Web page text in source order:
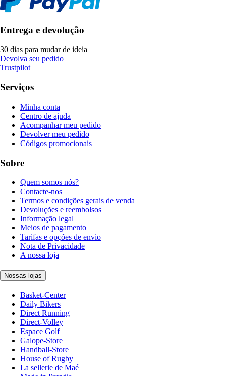
Entrega e devolução
30 dias para mudar de ideia
Devolva seu pedido
Trustpilot
Serviços
Minha conta
Centro de ajuda
Acompanhar meu pedido
Devolver meu pedido
Códigos promocionais
Sobre
Quem somos nós?
Contacte-nos
Termos e condições gerais de venda
Devoluções e reembolsos
Informação legal
Meios de pagamento
Tarifas e opções de envio
Nota de Privacidade
A nossa loja
Nossas lojas
Basket-Center
Daily Bikers
Direct Running
Direct-Volley
Espace Golf
Galope-Store
Handball-Store
House of Rugby
La sellerie de Maé